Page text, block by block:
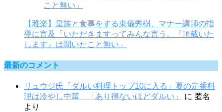
【雅楽】皇族と食事をする東儀秀樹、マナー講師の指
導に言及「いただきますってみんな言う。『頂戴いた
します』は聞いたこと無い」
最新のコメント
リュウジ氏「ダルい料理トップ10に入る」夏の定番料
理は冷やし中華 「あり得ないほどダルい」
に 匿名
より